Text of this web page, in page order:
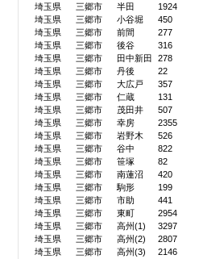
埼玉県
三郷市 半田 1924
埼玉県
三郷市 小谷堀 450
埼玉県
三郷市 前間 277
埼玉県
三郷市 後谷 316
埼玉県
三郷市 田中新田 278
埼玉県
三郷市 丹後 22
埼玉県
三郷市 大広戸 357
埼玉県
三郷市 仁蔵 131
埼玉県
三郷市 茂田井 507
埼玉県
三郷市 幸房 2355
埼玉県
三郷市 岩野木 526
埼玉県
三郷市 谷中 822
埼玉県
三郷市 笹塚 82
埼玉県
三郷市 南蓮沼 420
埼玉県
三郷市 駒形 199
埼玉県
三郷市 市助 441
埼玉県
三郷市 東町 2954
埼玉県
三郷市 高州(1) 3297
埼玉県
三郷市 高州(2) 2807
埼玉県
三郷市 高州(3) 2146